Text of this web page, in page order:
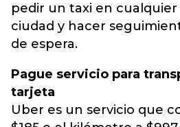
pedir un taxi en
ciudad y hacer
de espera.
Pague servicio para
tarjeta
Uber es un servicio que